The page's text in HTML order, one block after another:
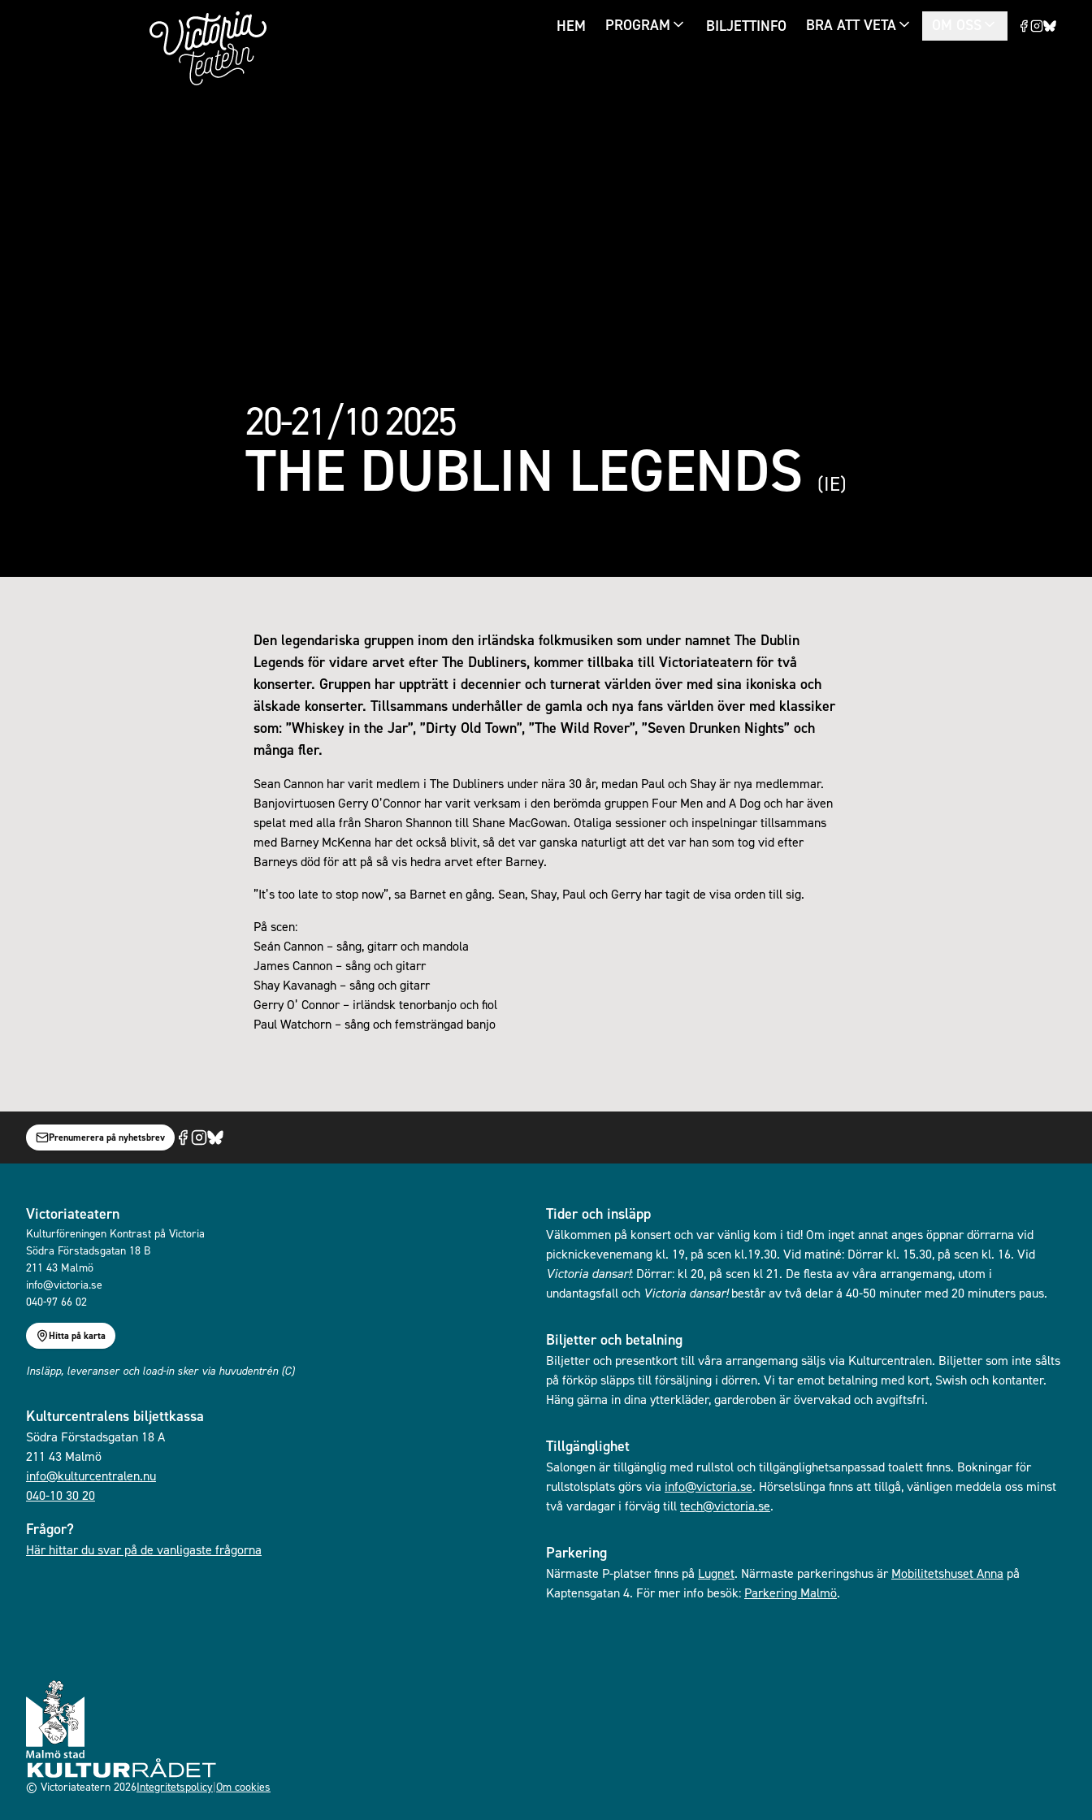
HEM PROGRAM BILJETTINFO BRA ATT VETA
20-21/10 2025
THE DUBLIN LEGENDS (IE)
Den legendariska gruppen inom den irländska folkmusiken som under namnet The Dublin
Legends för vidare arvet efter The Dubliners, kommer tillbaka till Victoriateatern för två
konserter. Gruppen har uppträtt i decennier och turnerat världen över med sina ikoniska och
älskade konserter. Tillsammans underhåller de gamla och nya fans världen över med klassiker
som: ”Whiskey in the Jar”, ”Dirty Old Town”, ”The Wild Rover”, ”Seven Drunken Nights” och
många fler.
Sean Cannon har varit medlem i The Dubliners under nära 30 år, medan Paul och Shay är nya medlemmar.
Banjovirtuosen Gerry O’Connor har varit verksam i den berömda gruppen Four Men and A Dog och har även
spelat med alla från Sharon Shannon till Shane MacGowan. Otaliga sessioner och inspelningar tillsammans
med Barney McKenna har det också blivit, så det var ganska naturligt att det var han som tog vid efter
Barneys död för att på så vis hedra arvet efter Barney.
”It’s too late to stop now”, sa Barnet en gång. Sean, Shay, Paul och Gerry har tagit de visa orden till sig.
På scen:
Seán Cannon – sång, gitarr och mandola
James Cannon – sång och gitarr
Shay Kavanagh – sång och gitarr
Gerry O’ Connor – irländsk tenorbanjo och fiol
Paul Watchorn – sång och femsträngad banjo
Prenumerera på nyhetsbrev
Victoriateatern
Kulturföreningen Kontrast på Victoria
Södra Förstadsgatan 18 B
211 43 Malmö
info@victoria.se
040-97 66 02
Hitta på karta
Insläpp, leveranser och load-in sker via huvudentrén (C)
Kulturcentralens biljettkassa
Södra Förstadsgatan 18 A
211 43 Malmö
info@kulturcentralen.nu
040-10 30 20
Frågor?
Här hittar du svar på de vanligaste frågorna
Tider och insläpp
Välkommen på konsert och var vänlig kom i tid! Om inget annat anges öppnar dörrarna vid
picknickevenemang kl. 19, på scen kl.19.30. Vid matiné: Dörrar kl. 15.30, på scen kl. 16. Vid
Victoria dansar!: Dörrar: kl 20, på scen kl 21. De flesta av våra arrangemang, utom i
undantagsfall och Victoria dansar!består av två delar á 40-50 minuter med 20 minuters paus.
Biljetter och betalning
Biljetter och presentkort till våra arrangemang säljs via Kulturcentralen. Biljetter som inte sålts
på förköp släpps till försäljning i dörren. Vi tar emot betalning med kort, Swish och kontanter.
Häng gärna in dina ytterkläder, garderoben är övervakad och avgiftsfri.
Tillgänglighet
Salongen är tillgänglig med rullstol och tillgänglighetsanpassad toalett finns. Bokningar för
rullstolsplats görs via info@victoria.se. Hörselslinga finns att tillgå, vänligen meddela oss minst
två vardagar i förväg till tech@victoria.se.
Parkering
Närmaste P-platser finns på Lugnet. Närmaste parkeringshus är Mobilitetshuset Anna på
Kaptensgatan 4. För mer info besök: Parkering Malmö.
© Victoriateatern 2026Integritetspolicy|Om cookies